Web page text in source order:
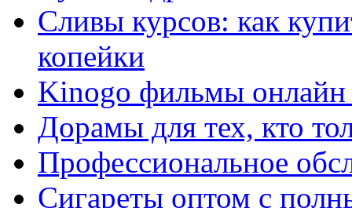
Сливы курсов: как
копейки
Kinogo фильмы онлайн
Дорамы для тех, кто
Профессиональное
Сигареты оптом с